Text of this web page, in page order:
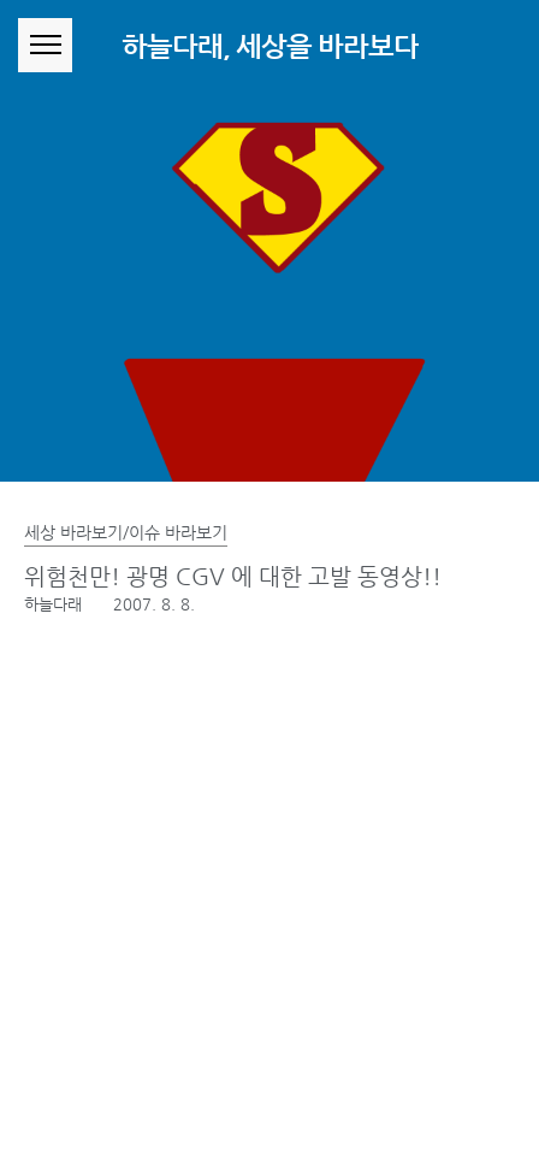
하늘다래, 세상을 바라보다
세상 바라보기/이슈 바라보기
위험천만! 광명 CGV 에 대한 고발 동영상!!
하늘다래 2007. 8. 8.